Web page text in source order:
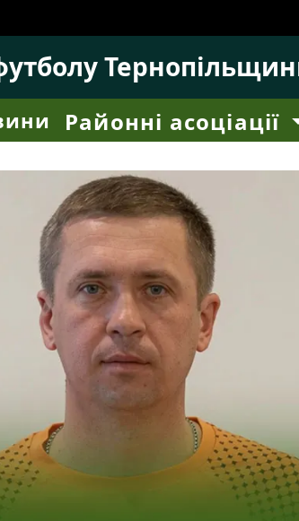
Районні асоціації